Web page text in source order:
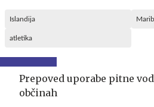
Islandija
atletika
Prepoved uporabe pitne
občinah